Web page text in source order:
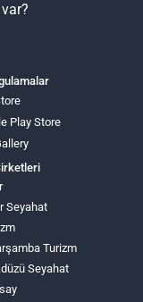
Play Store
Seyahat
Turizm
Seyahat